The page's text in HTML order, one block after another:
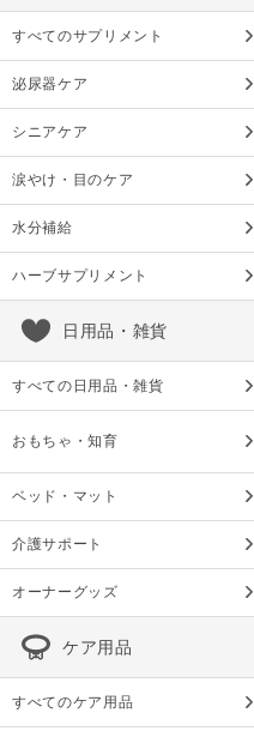
すべてのサプリメント
泌尿器ケア
シニアケア
涙やけ・目のケア
水分補給
ハーブサプリメント
日用品・雑貨
すべての日用品・雑貨
おもちゃ・知育
ベッド・マット
介護サポート
オーナーグッズ
ケア用品
すべてのケア用品